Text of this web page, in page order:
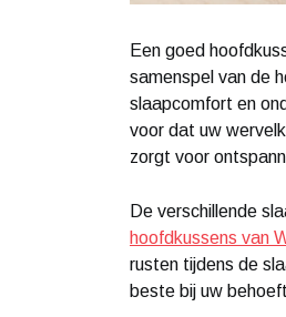
Een goed
samenspel van de
slaapcomfort en
voor dat uw
zorgt voor
De verschillende
hoofdkussens van
rusten tijdens de
beste bij uw